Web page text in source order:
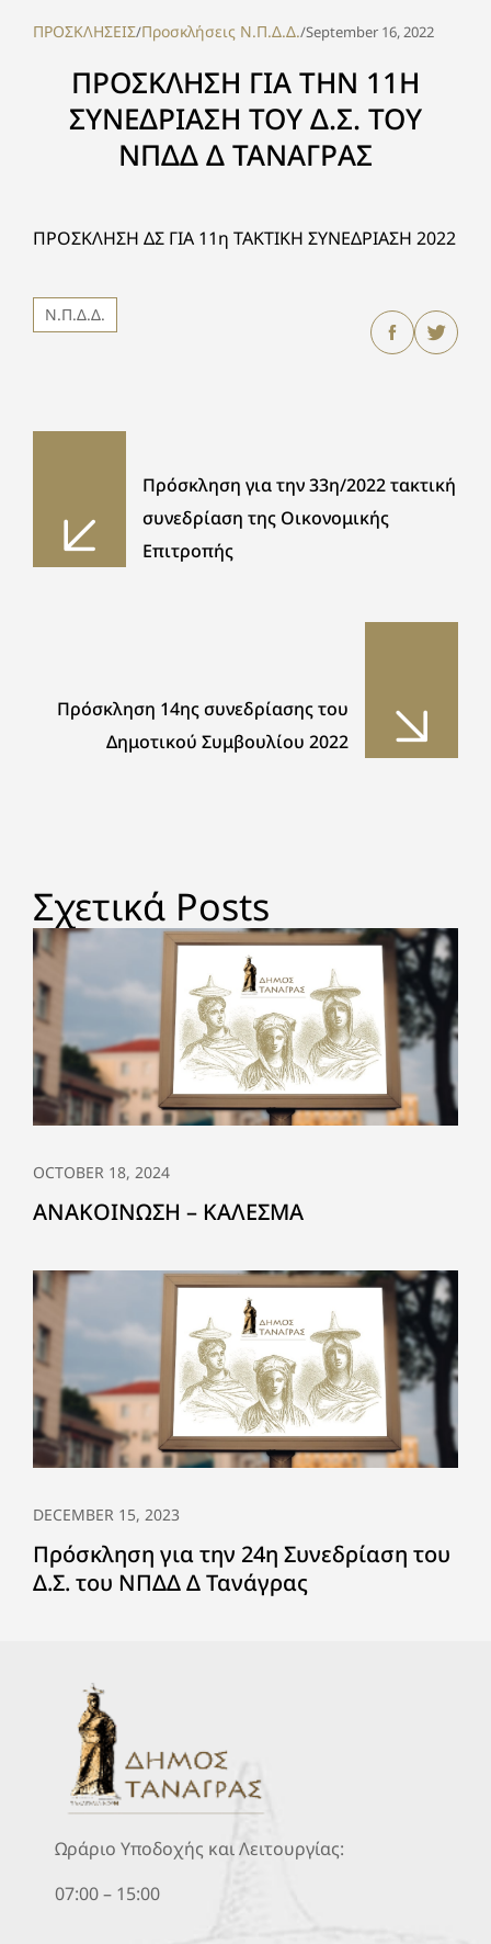
ΠΡΟΣΚΛΗΣΕΙΣ/Προσκλήσεις Ν.Π.Δ.Δ./September 16, 2022
ΠΡΟΣΚΛΗΣΗ ΓΙΑ ΤΗΝ 11Η
ΣΥΝΕΔΡΙΑΣΗ ΤΟΥ Δ.Σ. ΤΟΥ
ΝΠΔΔ Δ ΤΑΝΑΓΡΑΣ
ΠΡΟΣΚΛΗΣΗ ΔΣ ΓΙΑ 11η ΤΑΚΤΙΚΗ ΣΥΝΕΔΡΙΑΣΗ 2022
Ν.Π.Δ.Δ.
Πρόσκληση για την 33η/2022 τακτική
συνεδρίαση της Οικονομικής
Επιτροπής
Πρόσκληση 14ης συνεδρίασης του
Δημοτικού Συμβουλίου 2022
Σχετικά Posts
OCTOBER 18, 2024
ΑΝΑΚΟΙΝΩΣΗ – ΚΑΛΕΣΜΑ
DECEMBER 15, 2023
Πρόσκληση για την 24η Συνεδρίαση του
Δ.Σ. του ΝΠΔΔ Δ Τανάγρας
Ωράριο Υποδοχής και Λειτουργίας:
07:00 – 15:00